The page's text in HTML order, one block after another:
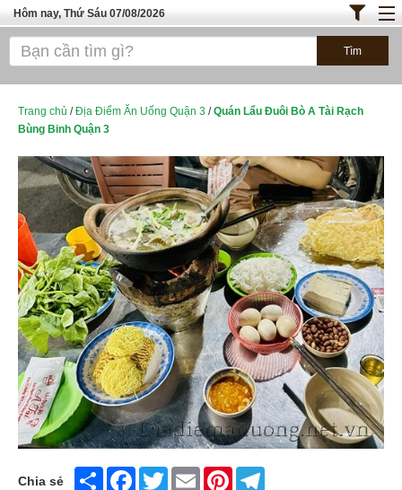
Hôm nay, Thứ Sáu 07/08/2026
Trang chủ
Bánh - Đồ Ăn Vặt
TOP QUÁN ĂN
ĐỊA ĐIỂM ĂN UỐNG HÀ NỘI
Trang chủ /Địa Điểm Ăn Uống Quận 3 /Quán Lẩu Đuôi Bò A Tài Rạch
Bùng Binh Quận 3
Chia sẻ Share FacebookTwitter Email Pinterest